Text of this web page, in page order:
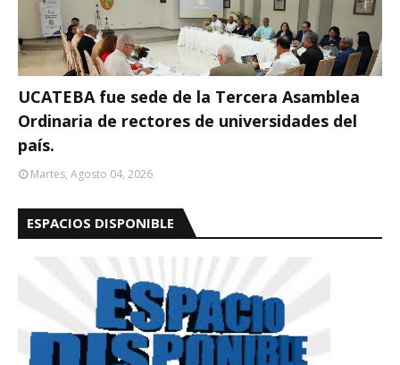
UCATEBA fue sede de la Tercera Asamblea
Ordinaria de rectores de universidades del
país.
Martes, Agosto 04, 2026
ESPACIOS DISPONIBLE